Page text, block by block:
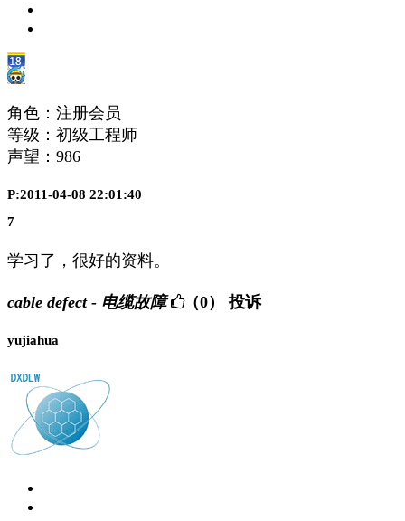
角色：注册会员
等级：初级工程师
声望： 986
P:2011-04-08 22:01:40
7
学习了，很好的资料。
cable defect - 电缆故障 （0） 投诉
yujiahua